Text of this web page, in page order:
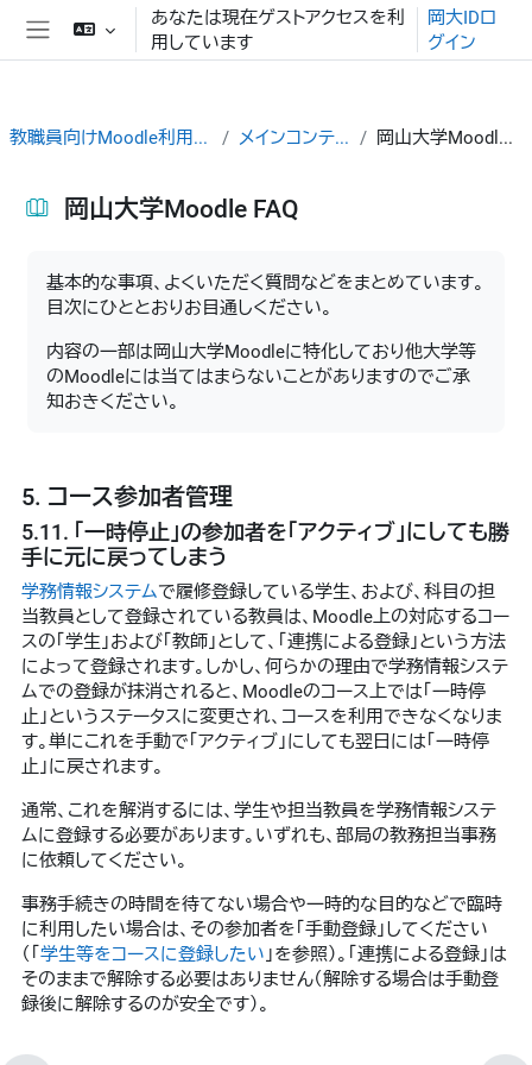
メインコンテンツへスキップする
サイドパネル
あなたは現在ゲストアクセスを利
用しています
岡大IDロ
グイン
岡山大学Moodle FAQ
基本的な事項、よくいただく質問などをまとめています。
目次にひととおりお目通しください。
内容の一部は岡山大学Moodleに特化しており他大学等
のMoodleには当てはまらないことがありますのでご承
知おきください。
5. コース参加者管理
5.11. 「一時停止」の参加者を「アクティブ」にしても勝
手に元に戻ってしまう
学務情報システム で履修登録している学生、および、科目の担
当教員として登録されている教員は、Moodle上の対応するコー
スの「学生」および「教師」として、「連携による登録」という方法
によって登録されます。しかし、何らかの理由で学務情報システ
ムでの登録が抹消されると、Moodleのコース上では「一時停
止」というステータスに変更され、コースを利用できなくなりま
す。単にこれを手動で「アクティブ」にしても翌日には「一時停
止」に戻されます。
通常、これを解消するには、学生や担当教員を学務情報システ
ムに登録する必要があります。いずれも、部局の教務担当事務
に依頼してください。
事務手続きの時間を待てない場合や一時的な目的などで臨時
に利用したい場合は、その参加者を「手動登録」してください
（「 学生等をコースに登録したい 」を参照）。「連携による登録」は
そのままで解除する必要はありません（解除する場合は手動登
録後に解除するのが安全です）。